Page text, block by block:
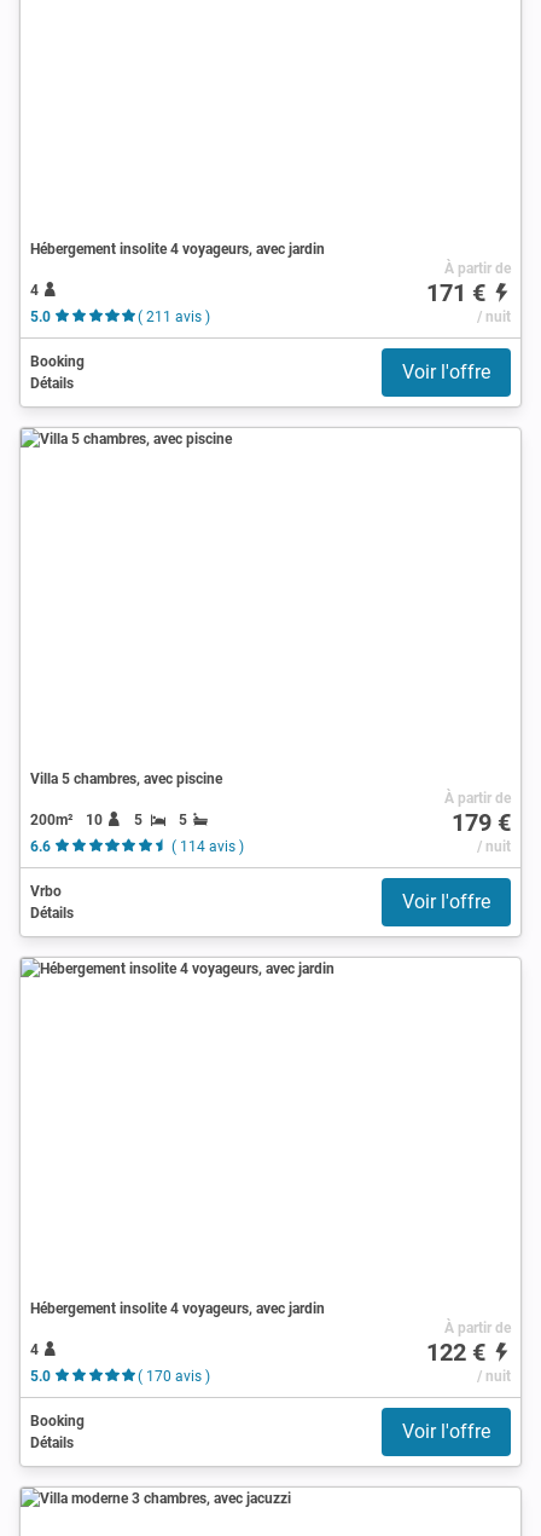
Hébergement insolite 4 voyageurs, avec jardin
4
5.0
( 211 avis )
À partir de
171 €
/ nuit
Booking
Détails
Voir l'offre
Villa 5 chambres, avec piscine
200m² 10 5
5
6.6
( 114 avis )
À partir de
179 €
/ nuit
Vrbo
Détails
Voir l'offre
Hébergement insolite 4 voyageurs, avec jardin
4
5.0
( 170 avis )
À partir de
122 €
/ nuit
Booking
Détails
Voir l'offre